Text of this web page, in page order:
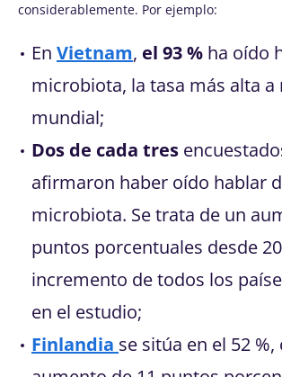
considerablemente. Por ejemplo:
En Vietnam, el 93 % ha oído
microbiota, la tasa más alta a
mundial;
Dos de cada tres
afirmaron haber oído hablar
microbiota. Se trata de un
puntos porcentuales desde
incremento de todos los
en el estudio;
Finlandia se sitúa en el 52 %,